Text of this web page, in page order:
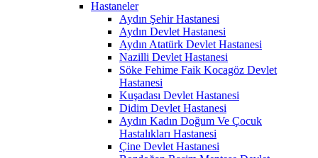
Hastaneler
Aydın Şehir Hastanesi
Aydın Devlet Hastanesi
Aydın Atatürk Devlet Hastanesi
Nazilli Devlet Hastanesi
Söke Fehime Faik Kocagöz Devlet
Hastanesi
Kuşadası Devlet Hastanesi
Didim Devlet Hastanesi
Aydın Kadın Doğum Ve Çocuk
Hastalıkları Hastanesi
Çine Devlet Hastanesi